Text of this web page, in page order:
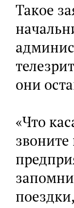
Такое
они
«Что